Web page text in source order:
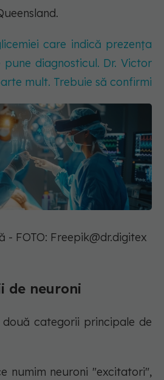
care indică prezența
pune diagnosticul. Dr. Victor
mult. Trebuie să confirmi
- FOTO: Freepik@dr.digitex
de neuroni
categorii principale de
numim neuroni "excitatori",